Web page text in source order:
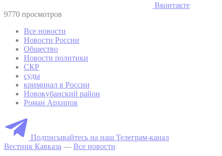
Вконтакте
9770 просмотров
Все новости
Новости России
Общество
Новости политики
СКР
суды
криминал в России
Новокубанский район
Роман Архипов
Подписывайтесь на наш Телеграм-канал
Вестник Кавказа — Все новости